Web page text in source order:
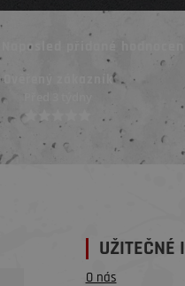
Naposled přidané
Ověřený zákazník
UŽITEČNÉ
O nás